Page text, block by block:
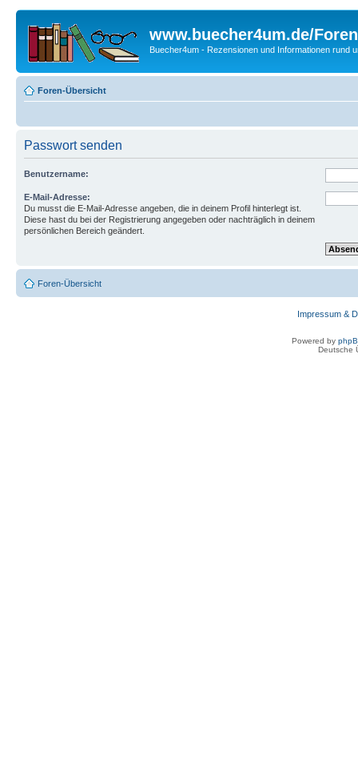
www.buecher4um.de/Foren
Buecher4um - Rezensionen und Informationen rund
Foren-Übersicht
Passwort senden
Benutzername:
E-Mail-Adresse:
Du musst die E-Mail-Adresse angeben, die in deinem Profil hinterlegt ist.
Diese hast du bei der Registrierung angegeben oder nachträglich in deinem
persönlichen Bereich geändert.
Foren-Übersicht
Impressum &
Powered by
Deutsche